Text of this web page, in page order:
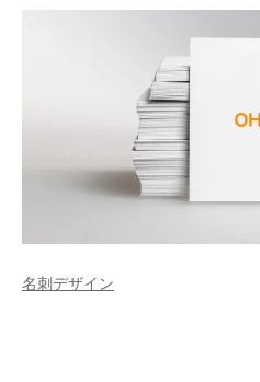
名刺デザイン